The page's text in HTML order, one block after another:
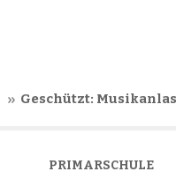
Geschützt:
PRIMARSCHULE